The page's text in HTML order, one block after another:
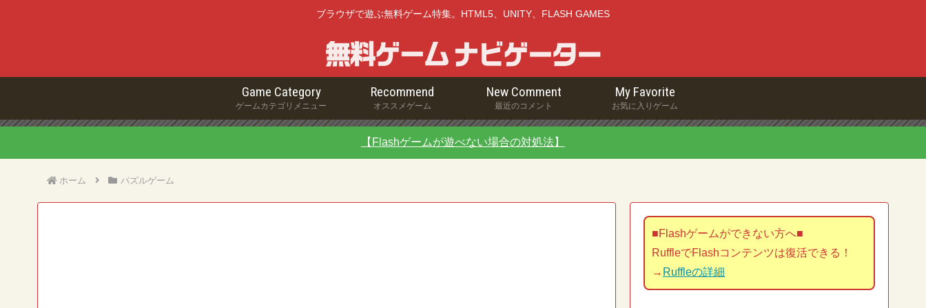
ブラウザで遊ぶ無料ゲーム特集。HTML5、UNITY、FLASH GAMES
Game Category
ゲームカテゴリメニュー
Recommend
オススメゲーム
New Comment
最近のコメント
My Favorite
お気に入りゲーム
【Flashゲームが遊べない場合の対処法】
ホーム パズルゲーム
■Flashゲームができない方へ■
RuffleでFlashコンテンツは復活できる！
→ Ruffleの詳細